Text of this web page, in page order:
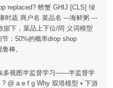
replaced? 螃蟹 GHIJ [CLS] 绿
时蔬 商户名 菜品名 ---海鲜粥 ---
据下，菜品上下位/同 义词模型
：50%的概率drop shop
棒。
多视图半监督学习——半监督学
@ a e f g Why 双塔模型 • 下游